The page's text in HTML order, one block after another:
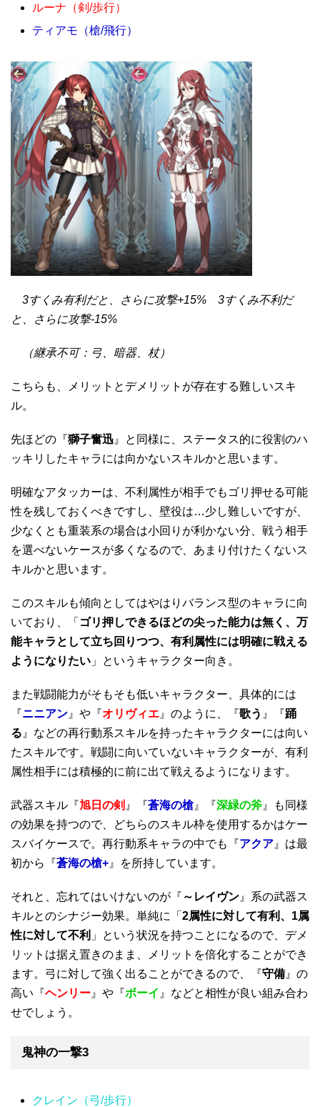
ルーナ（剣/歩行）
ティアモ（槍/飛行）
3すくみ有利だと、さらに攻撃+15% 3すくみ不利だ
と、さらに攻撃-15%
（継承不可：弓、暗器、杖）
こちらも、メリットとデメリットが存在する難しいスキ
ル。
先ほどの『獅子奮迅 』と同様に、ステータス的に役割のハ
ッキリしたキャラには向かないスキルかと思います。
明確なアタッカーは、不利属性が相手でもゴリ押せる可能
性を残しておくべきですし、壁役は…少し難しいですが、
少なくとも重装系の場合は小回りが利かない分、戦う相手
を選べないケースが多くなるので、あまり付けたくないス
キルかと思います。
このスキルも傾向としてはやはりバランス型のキャラに向
いており、「 ゴリ押しできるほどの尖った能力は無く、万
能キャラとして立ち回りつつ、有利属性には明確に戦える
ようになりたい 」というキャラクター向き。
また戦闘能力がそもそも低いキャラクター、具体的には
『ニニアン 』や『オリヴィエ 』のように、『歌う 』『踊
る 』などの再行動系スキルを持ったキャラクターには向い
たスキルです。戦闘に向いていないキャラクターが、有利
属性相手には積極的に前に出て戦えるようになります。
武器スキル『旭日の剣 』『蒼海の槍 』『深緑の斧 』も同様
の効果を持つので、どちらのスキル枠を使用するかはケー
スバイケースで。再行動系キャラの中でも『アクア 』は最
初から『蒼海の槍+ 』を所持しています。
それと、忘れてはいけないのが『 ～レイヴン 』系の武器ス
キルとのシナジー効果。単純に「 2属性に対して有利、1属
性に対して不利 」という状況を持つことになるので、デメ
リットは据え置きのまま、メリットを倍化することができ
ます。弓に対して強く出ることができるので、『守備 』の
高い『ヘンリー 』や『ボーイ 』などと相性が良い組み合わ
せでしょう。
鬼神の一撃3
クレイン（弓/歩行）